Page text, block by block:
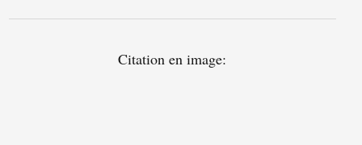
Citation en image: